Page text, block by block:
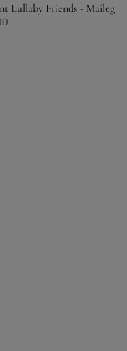
Lullaby Friends - Maileg